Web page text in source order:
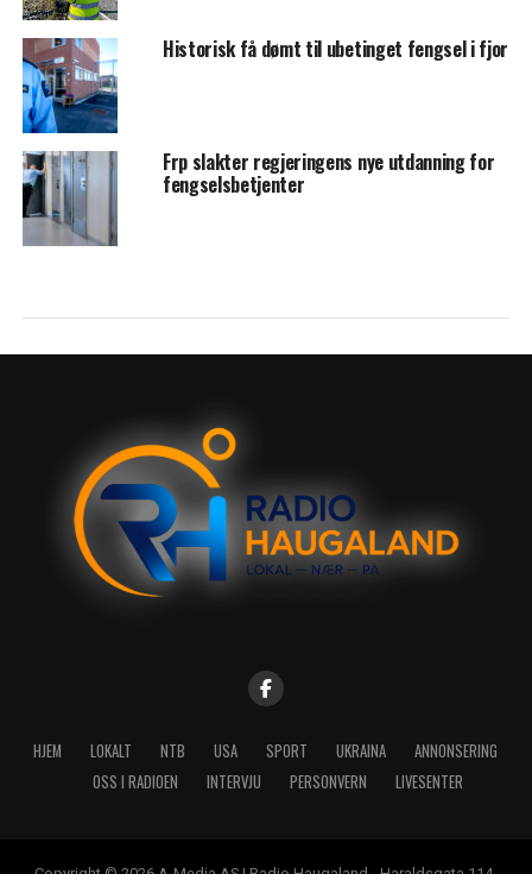
Historisk få dømt til ubetinget fengsel i fjor
Frp slakter regjeringens nye utdanning for
fengselsbetjenter
HJEM LOKALT NTB USA SPORT UKRAINA
ANNONSERING
OSS I RADIOEN
INTERVJU PERSONVERN LIVESENTER